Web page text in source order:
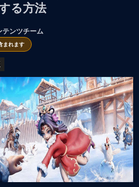
る方法
ンツチーム
まれます